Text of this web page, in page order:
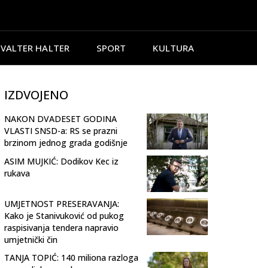
VALTER HALTER SPORT KULTURA
IZDVOJENO
NAKON DVADESET GODINA
VLASTI SNSD-a: RS se prazni
brzinom jednog grada godišnje
ASIM MUJKIĆ: Dodikov Kec iz
rukava
UMJETNOST PRESERAVANJA:
Kako je Stanivuković od pukog
raspisivanja tendera napravio
umjetnički čin
TANJA TOPIĆ: 140 miliona razloga